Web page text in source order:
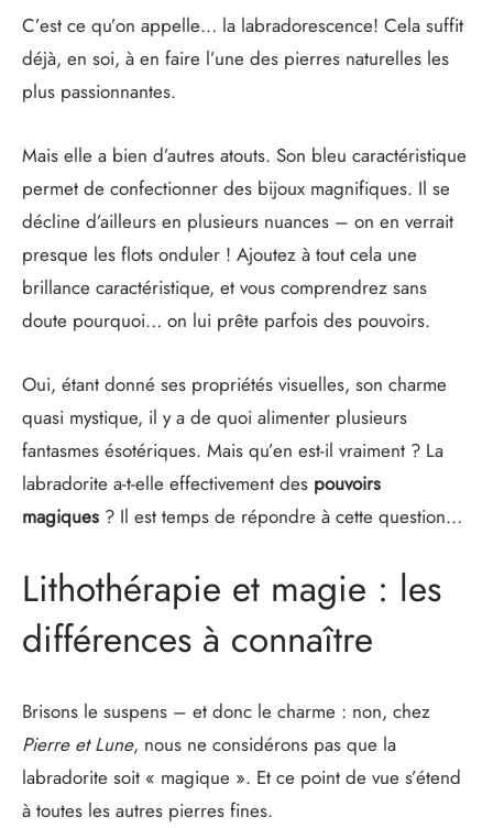
C’est ce qu’on appelle… la labradorescence! Cela suffit
déjà, en soi, à en faire l’une des pierres naturelles les
plus passionnantes.
Mais elle a bien d’autres atouts. Son bleu caractéristique
permet de confectionner des bijoux magnifiques. Il se
décline d’ailleurs en plusieurs nuances – on en verrait
presque les flots onduler ! Ajoutez à tout cela une
brillance caractéristique, et vous comprendrez sans
doute pourquoi… on lui prête parfois des pouvoirs.
Oui, étant donné ses propriétés visuelles, son charme
quasi mystique, il y a de quoi alimenter plusieurs
fantasmes ésotériques. Mais qu’en est-il vraiment ? La
labradorite a-t-elle effectivement des pouvoirs
magiques ? Il est temps de répondre à cette question…
Lithothérapie et magie : les
différences à connaître
Brisons le suspens – et donc le charme : non, chez
Pierre et Lune, nous ne considérons pas que la
labradorite soit « magique ». Et ce point de vue s’étend
à toutes les autres pierres fines.